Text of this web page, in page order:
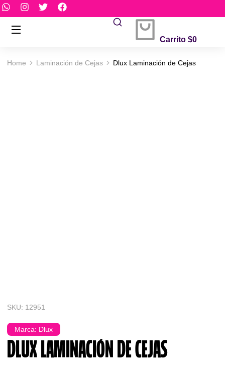
Carrito $0
You are here:
Home Laminación de Cejas Dlux Laminación de Cejas
SKU: 12951
Marca: Dlux
DLUX LAMINACIÓN DE CEJAS